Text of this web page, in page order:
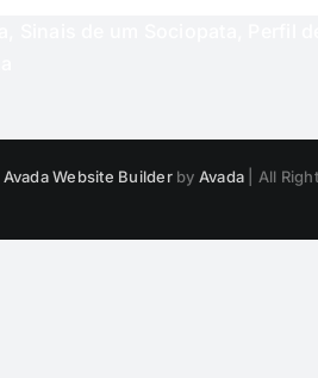
Avada Website Builderby Avada| All